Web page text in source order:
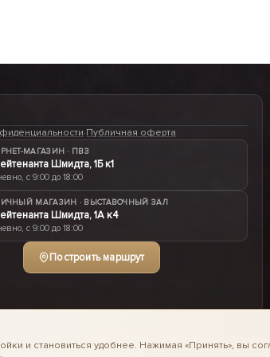
·Публичная оферта
МАГАЗИН · ПВЗ
Шмидта, 1Б к1
с 9:00 до 18:00
МАГАЗИН · ВЫСТАВОЧНЫЙ ЗАЛ
Шмидта, 1А к4
с 9:00 до 18:00
Построить маршрут
© 2016-2026 II Coffee
и становиться удобнее. Нажимая «Принять», вы